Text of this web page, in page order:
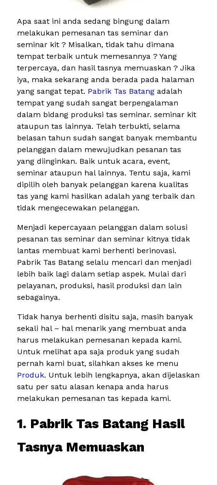
Apa saat ini anda sedang bingung dalam
melakukan pemesanan tas seminar dan
seminar kit ? Misalkan, tidak tahu dimana
tempat terbaik untuk memesannya ? Yang
terpercaya, dan hasil tasnya memuaskan ? Jika
iya, maka sekarang anda berada pada halaman
yang sangat tepat. Pabrik Tas Batang adalah
tempat yang sudah sangat berpengalaman
dalam bidang produksi tas seminar. seminar kit
ataupun tas lainnya. Telah terbukti, selama
belasan tahun sudah sangat banyak membantu
pelanggan dalam mewujudkan pesanan tas
yang diinginkan. Baik untuk acara, event,
seminar ataupun hal lainnya. Tentu saja, kami
dipilih oleh banyak pelanggan karena kualitas
tas yang kami hasilkan adalah yang terbaik dan
tidak mengecewakan pelanggan.
Menjadi kepercayaan pelanggan dalam solusi
pesanan tas seminar dan seminar kitnya tidak
lantas membuat kami berhenti berinovasi.
Pabrik Tas Batang selalu mencari dan menjadi
lebih baik lagi dalam setiap aspek. Mulai dari
pelayanan, produksi, hasil produksi dan lain
sebagainya.
Tidak hanya berhenti disitu saja, masih banyak
sekali hal – hal menarik yang membuat anda
harus melakukan pemesanan kepada kami.
Untuk melihat apa saja produk yang sudah
pernah kami buat, silahkan akses ke menu
Produk. Untuk lebih lengkapnya, akan dijelaskan
satu per satu alasan kenapa anda harus
melakukan pemesanan tas kepada kami.
1. Pabrik Tas Batang Hasil
Tasnya Memuaskan